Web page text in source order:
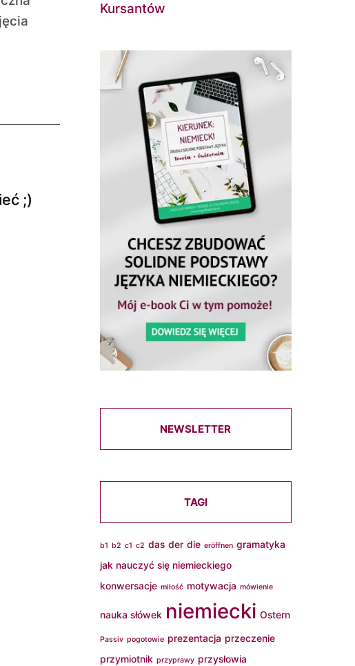
;)
Kursantów
NEWSLETTER
TAGI
b1 b2 c1 c2 das der die eröffnen gramatyka
jak nauczyć się niemieckiego
konwersacje miłość motywacja mówienie
nauka słówek niemiecki Ostern
Passiv pogotowie prezentacja przeczenie
przymiotnik przyprawy przysłowia